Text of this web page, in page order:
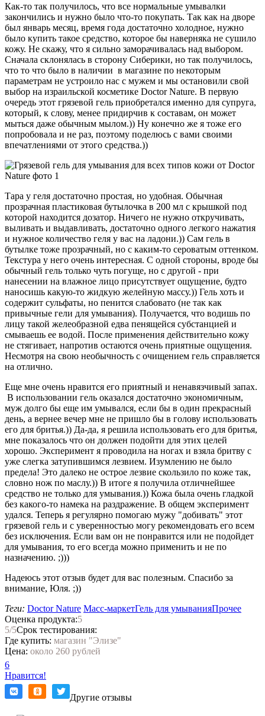
Как-то так получилось, что все нормальные умывалки
закончились и нужно было что-то покупать. Так как на дворе
был январь месяц, время года достаточно холодное, нужно
было купить такое средство, которое бы наверняка не сушило
кожу. Не скажу, что я сильно заморачивалась над выбором.
Сначала склонялась в сторону Сиберики, но так получилось,
что то что было в наличии в магазине по некоторым
параметрам не устроило нас с мужем и мы остановили свой
выбор на израильской косметике Doctor Nature. В первую
очередь этот грязевой гель приобретался именно для супруга,
который, к слову, менее придирчив к составам, он может
мыться даже обычным мылом.)) Ну конечно же я тоже его
попробовала и не раз, поэтому поделюсь с вами своими
впечатлениями от этого средства.))
Тара у геля достаточно простая, но удобная. Обычная
прозрачная пластиковая бутылочка в 200 мл с крышкой под
которой находится дозатор. Ничего не нужно откручивать,
выливать и выдавливать, достаточно одного легкого нажатия
и нужное количество геля у вас на ладони.)) Сам гель в
бутылке тоже прозрачный, но с каким-то сероватым оттенком.
Текстура у него очень интересная. С одной стороны, вроде бы
обычный гель только чуть погуще, но с другой - при
нанесении на влажное лицо присутствует ощущение, будто
наносишь какую-то жидкую желейную массу.)) Гель хоть и
содержит сульфаты, но пенится слабовато (не так как
привычные гели для умывания). Получается, что водишь по
лицу такой желеобразной едва пенящейся субстанцией и
смываешь ее водой. После применения действительно кожу
не стягивает, напротив остаются очень приятные ощущения.
Несмотря на свою необычность с очищением гель справляется
на отлично.
Еще мне очень нравится его приятный и ненавязчивый запах.
В использовании гель оказался достаточно экономичным,
муж долго бы еще им умывался, если бы в один прекрасный
день, а вернее вечер мне не пришло бы в голову использовать
его для бритья.)) Да-да, я решила использовать его для бритья,
мне показалось что он должен подойти для этих целей
хорошо. Эксперимент я проводила на ногах и взяла бритву с
уже слегка затупившимся лезвием. Изумлению не было
предела! Это далеко не острое лезвие скользило по коже так,
словно нож по маслу.)) В итоге я получила отличнейшее
средство не только для умывания.)) Кожа была очень гладкой
без какого-то намека на раздражение. В общем эксперимент
удался. Теперь я регулярно помогаю мужу "добивать" этот
грязевой гель и с уверенностью могу рекомендовать его всем
без исключения. Если вам он не понравится или не подойдет
для умывания, то его всегда можно применить и не по
назначению. ;)))
Надеюсь этот отзыв будет для вас полезным. Спасибо за
внимание, Юля. ;))
Теги: Doctor Nature Масс-маркетГель для умыванияПрочее
Оценка продукта:5
5/5Срок тестирования:
Где купить: магазин "Элизе"
Цена: около 260 рублей
6
Нравится!
Другие отзывы